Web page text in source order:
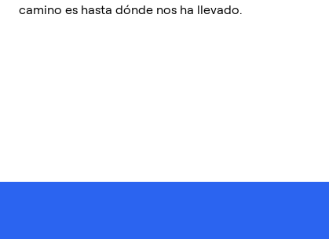
camino es hasta dónde nos ha llevado.